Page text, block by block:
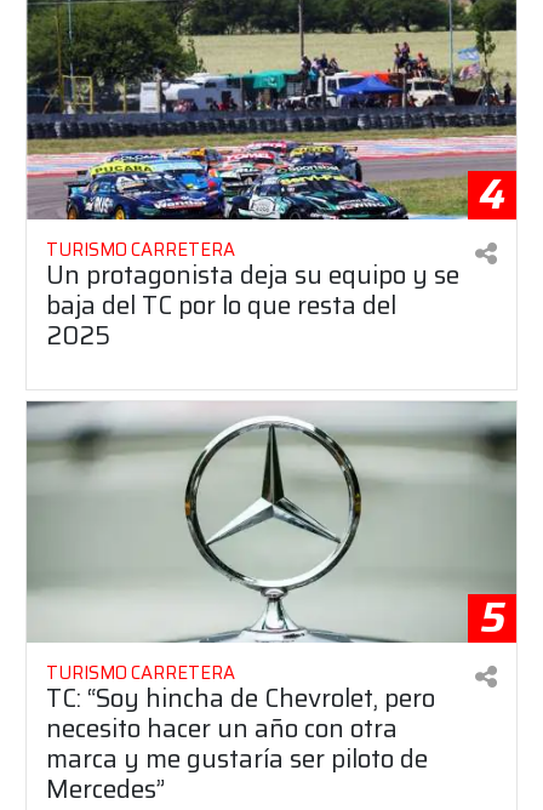
4
TURISMO CARRETERA
Un protagonista deja su equipo y se
baja del TC por lo que resta del
2025
5
TURISMO CARRETERA
TC: “Soy hincha de Chevrolet, pero
necesito hacer un año con otra
marca y me gustaría ser piloto de
Mercedes”